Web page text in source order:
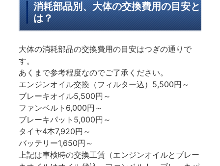
消耗部品別、大体の交換費用の目安と
は？
大体の消耗部品の交換費用の目安はつぎの通りで
す。
あくまで参考程度なのでご了承ください。
エンジンオイル交換（フィルター込）5,500円～
ブレーキオイル5,500円～
ファンベルト6,000円～
ブレーキパット5,000円～
タイヤ4本7,920円～
バッテリー1,650円～
上記は車検時の交換工賃（エンジンオイルとブレー